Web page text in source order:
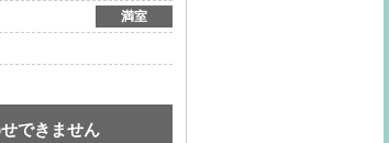
満室
できません